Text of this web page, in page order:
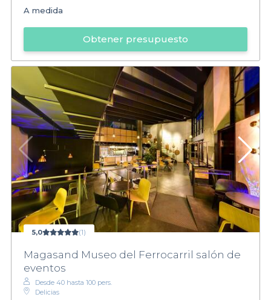
A medida
Obtener presupuesto
5,0 (1)
Magasand Museo del Ferrocarril salón de
eventos
Desde 40 hasta 100 pers.
Delicias